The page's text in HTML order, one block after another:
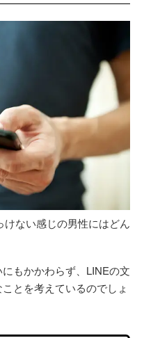
けない感じの男性にはどん
もかかわらず、LINEの文
とを考えているのでしょ